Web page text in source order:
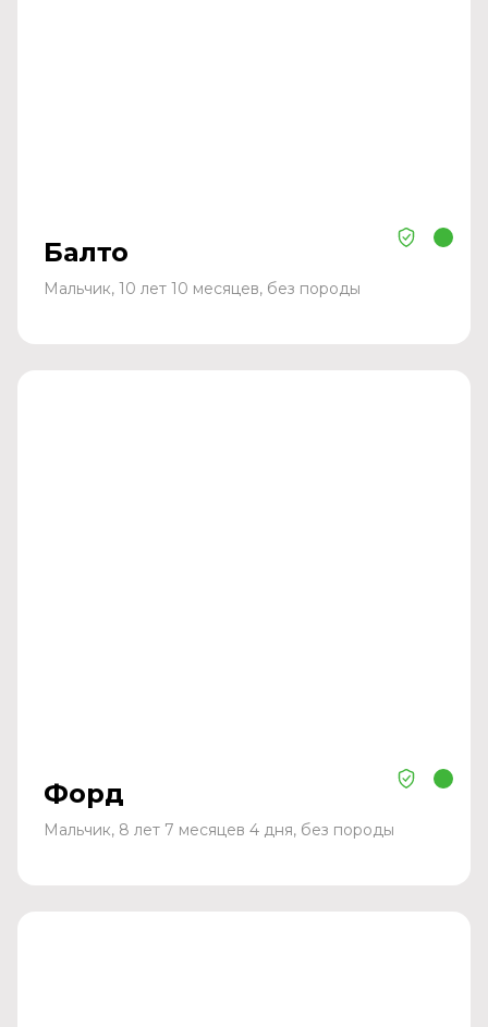
Балто
Мальчик, 10 лет 10 месяцев, без породы
Форд
Мальчик, 8 лет 7 месяцев 4 дня, без породы